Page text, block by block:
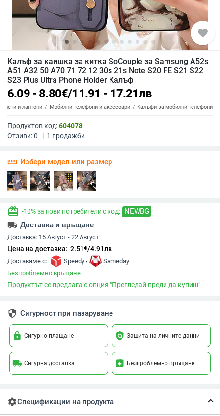
favorite
Калъф за каишка за китка SoCouple за Samsung A52s
A51 A32 50 A70 71 72 12 30s 21s Note S20 FE S21 S22
S23 Plus Ultra Phone Holder Калъф
6.09 - 8.80€/11.91 - 17.21лв
и лаптопи Мобилни телефони и аксесоари Калъфи за мобилни телефони
Продуктов код:604078
Отзиви:0 | 1 продажби
straighten Избери модел или размер
redeem -10% за нови потребители с код: NEWBG
local_shipping Доставка и връщане
Доставка: 15 Август - 22 Август
Цена на доставка: 2.51€/4.91лв
Доставяме с: Speedy ,
Sameday
Безпроблемно връщане
Продуктът се предлага с опция "Прегледай преди да купиш".
security Сигурност при пазаруване
lock Сигурно плащане policy Защита на личните данни
local_shipping Сигурна доставка assignment_return Безпроблемно връщане
settingsСпецификации на продукта